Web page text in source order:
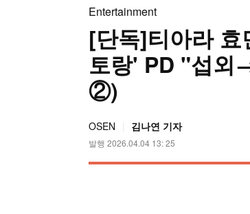
Entertainment
[단독]티아라
토랑' PD "섭외
②)
OSEN 김나연 기자
발행 2026.04.04 13: 25